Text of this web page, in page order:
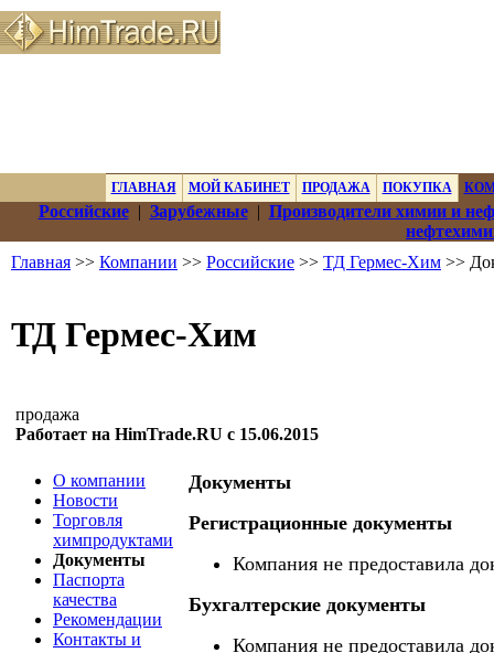
ГЛАВНАЯ МОЙ КАБИНЕТ ПРОДАЖА ПОКУПКА
Российские| Зарубежные| Производители химии и
Главная >> Компании >> Российские >> ТД Гермес-Хим >>
ТД Гермес-Хим
продажа
Работает на HimTrade.RU с 15.06.2015
О компании
Новости
Торговля
химпродуктами
Документы
Паспорта
качества
Рекомендации
Контакты и
Документы
Регистрационные документы
Компания не предоставила
Бухгалтерские документы
Компания не предоставила